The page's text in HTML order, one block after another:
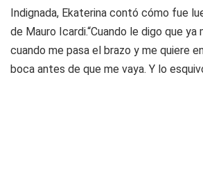
Indignada, Ekaterina contó cómo fue
de Mauro Icardi.“Cuando le digo que ya
cuando me pasa el brazo y me quiere
boca antes de que me vaya. Y lo